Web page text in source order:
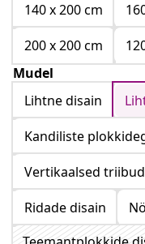
140 x 200 cm
200 x 200 cm
Mudel
Lihtne disain
Kandiliste
Vertikaalsed triibud
Ridade disain